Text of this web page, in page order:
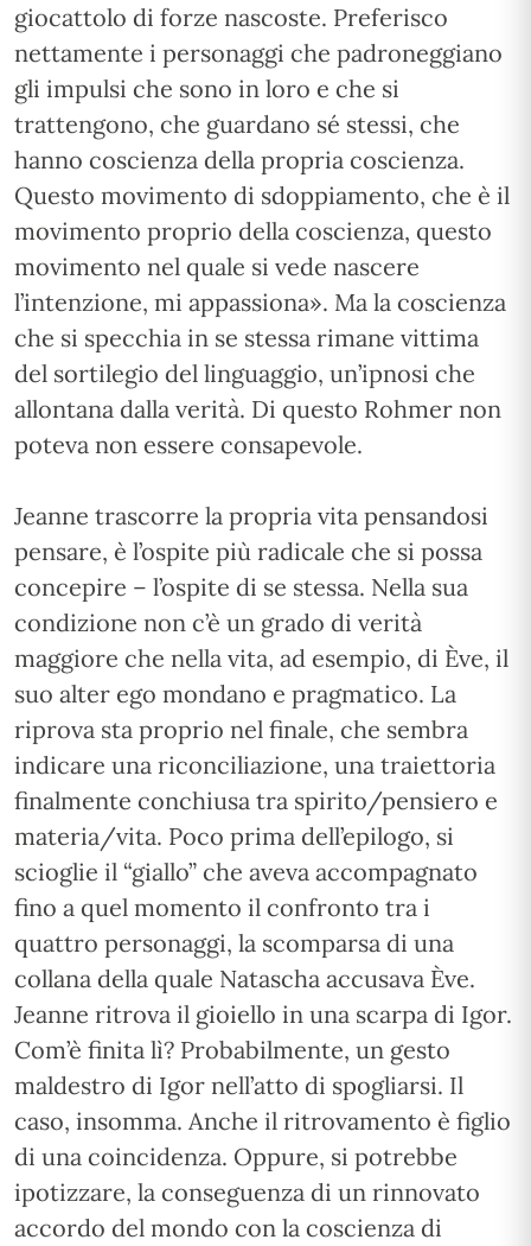
giocattolo di forze nascoste. Preferisco
nettamente i personaggi che padroneggiano
gli impulsi che sono in loro e che si
trattengono, che guardano sé stessi, che
hanno coscienza della propria coscienza.
Questo movimento di sdoppiamento, che è il
movimento proprio della coscienza, questo
movimento nel quale si vede nascere
l’intenzione, mi appassiona». Ma la coscienza
che si specchia in se stessa rimane vittima
del sortilegio del linguaggio, un’ipnosi che
allontana dalla verità. Di questo Rohmer non
poteva non essere consapevole.
Jeanne trascorre la propria vita pensandosi
pensare, è l’ospite più radicale che si possa
concepire – l’ospite di se stessa. Nella sua
condizione non c’è un grado di verità
maggiore che nella vita, ad esempio, di Ève, il
suo alter ego mondano e pragmatico. La
riprova sta proprio nel finale, che sembra
indicare una riconciliazione, una traiettoria
finalmente conchiusa tra spirito/pensiero e
materia/vita. Poco prima dell’epilogo, si
scioglie il “giallo” che aveva accompagnato
fino a quel momento il confronto tra i
quattro personaggi, la scomparsa di una
collana della quale Natascha accusava Ève.
Jeanne ritrova il gioiello in una scarpa di Igor.
Com’è finita lì? Probabilmente, un gesto
maldestro di Igor nell’atto di spogliarsi. Il
caso, insomma. Anche il ritrovamento è figlio
di una coincidenza. Oppure, si potrebbe
ipotizzare, la conseguenza di un rinnovato
accordo del mondo con la coscienza di